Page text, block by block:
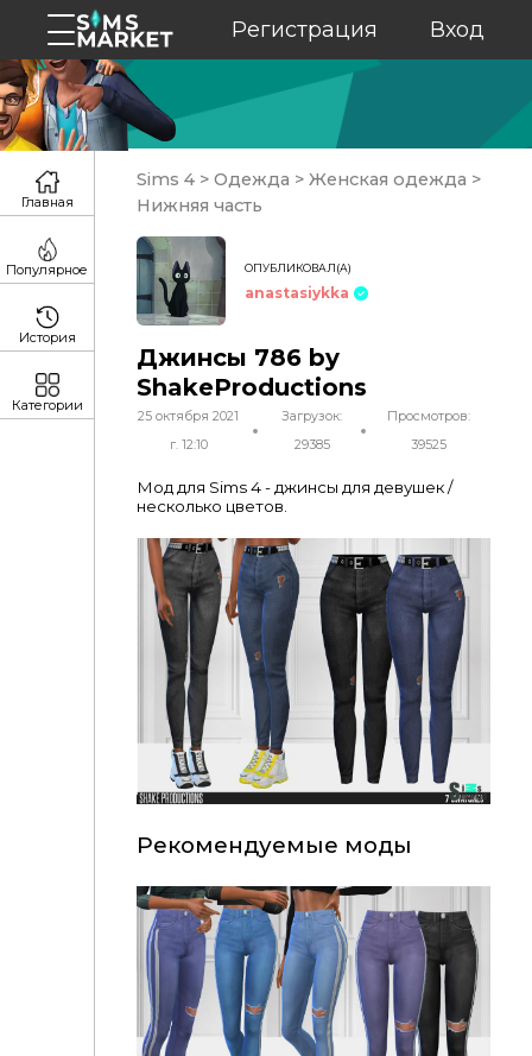
Регистрация Вход
Sims 4 > Одежда > Женская одежда >
Нижняя часть
ОПУБЛИКОВАЛ(А)
anastasiykka
Джинсы 786 by
ShakeProductions
25 октября 2021
г. 12:10
Загрузок:
29385
Просмотров:
39525
Мод для Sims 4 - джинсы для девушек /
несколько цветов.
Рекомендуемые моды
Главная
Популярное
История
Категории